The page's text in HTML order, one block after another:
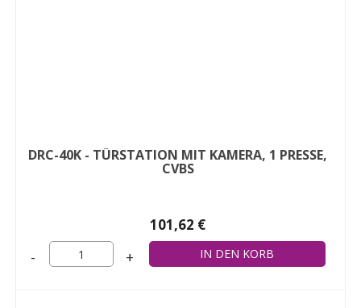
DRC-40K - TÜRSTATION MIT KAMERA, 1 PRESSE,
CVBS
101,62 €
- +